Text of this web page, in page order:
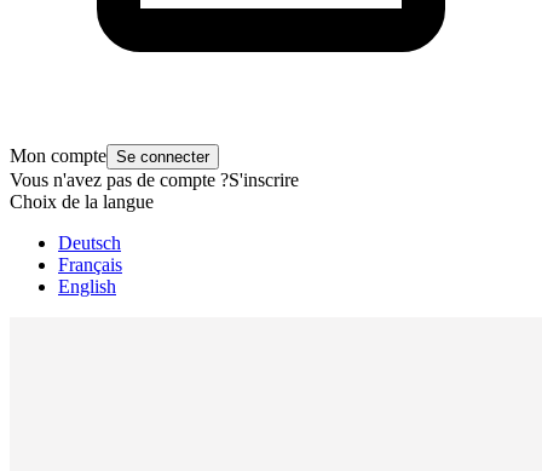
Mon compte Se connecter
Vous n'avez pas de compte ?S'inscrire
Choix de la langue
Deutsch
Français
English